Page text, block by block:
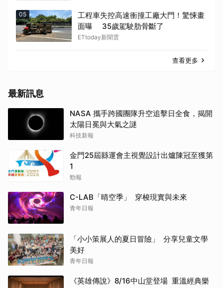
05
工程車失控高速衝撞工廠大門！驚悚畫
面曝 35歲駕駛肋骨斷了
ETtoday新聞雲
查看更多
最新訊息
NASA 攜手跨國團隊升空追擊日全食，揭開
太陽日冕與大氣之謎
科技新報
金門25屆縣運會主視覺設計出爐陳冠至獲第
1
勁報
C-LAB「晴空季」 穿梭現實與未來
青年日報
「小小策展人的夏日冒險」 分享兒童文學
美好
青年日報
《英雄傳說》8/16中山堂登場 重溫經典樂